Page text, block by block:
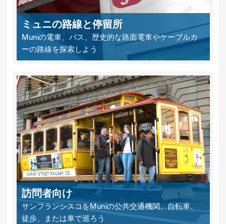
ミュニの路線と停留所
Muniの電車、バス、歴史的な路面電車やケーブルカ
ーの路線を探索しよう
訪問者向け
サンフランシスコをMuniの公共交通機関、自転車、
徒歩、または車で巡ろう